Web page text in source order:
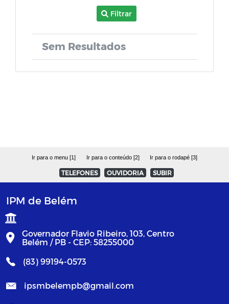
Filtrar
Sem Resultados
Ir para o menu [1] Ir para o conteúdo [2] Ir para o rodapé [3]
TELEFONES OUVIDORIA SUBIR
IPM de Belém
Governador Flavio Ribeiro, 103, Centro
Belém / PB - CEP: 58255000
(83) 99194-0573
ipsmbelempb@gmail.com